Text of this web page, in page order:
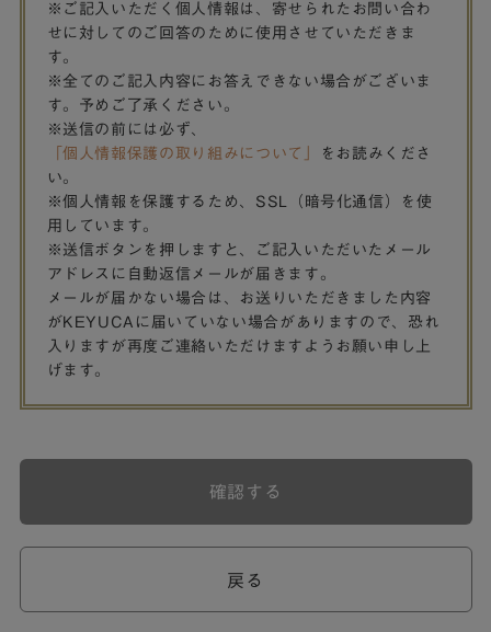
※ご記入いただく個人情報は、寄せられたお問い合わ
せに対してのご回答のために使用させていただきま
す。
※全てのご記入内容にお答えできない場合がございま
す。予めご了承ください。
※送信の前には必ず、
「個人情報保護の取り組みについて」
をお読みくださ
い。
※個人情報を保護するため、SSL（暗号化通信）を使
用しています。
※送信ボタンを押しますと、ご記入いただいたメール
アドレスに自動返信メールが届きます。
メールが届かない場合は、お送りいただきました内容
がKEYUCAに届いていない場合がありますので、恐れ
入りますが再度ご連絡いただけますようお願い申し上
げます。
戻る
確認する